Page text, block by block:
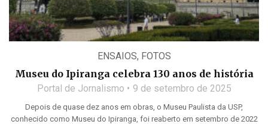
ENSAIOS, FOTOS
Museu do Ipiranga celebra 130 anos de história
Portal de Jornalismo 9 de setembro de 2025
Depois de quase dez anos em obras, o Museu Paulista da USP,
conhecido como Museu do Ipiranga, foi reaberto em setembro de 2022